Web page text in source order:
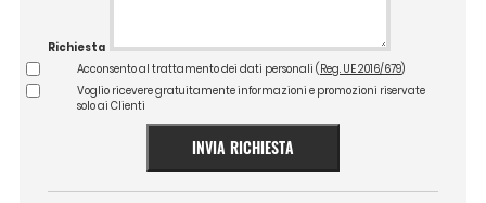
Richiesta
Acconsento al trattamento dei dati personali ( Reg. UE 2016/679)
Voglio ricevere gratuitamente informazioni e promozioni riservate
solo ai Clienti
INVIA RICHIESTA